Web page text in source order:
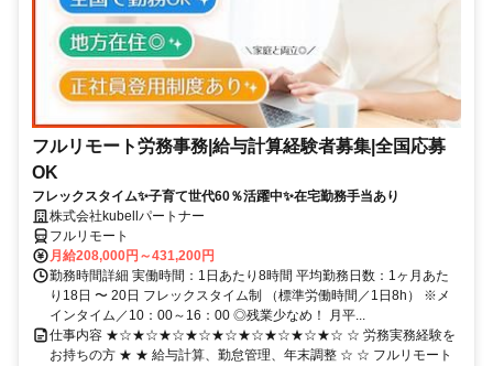
フルリモート労務事務|給与計算経験者募集|全国応募
OK
フレックスタイム✨子育て世代60％活躍中✨在宅勤務手当あり
株式会社kubellパートナー
フルリモート
月給208,000円～431,200円
勤務時間詳細 実働時間：1日あたり8時間 平均勤務日数：1ヶ月あた
り18日 〜 20日 フレックスタイム制 （標準労働時間／1日8h） ※メ
インタイム／10：00～16：00 ◎残業少なめ！ 月平...
仕事内容 ★☆★☆★☆★☆★☆★☆★☆★☆★☆ ☆ 労務実務経験を
お持ちの方 ★ ★ 給与計算、勤怠管理、年末調整 ☆ ☆ フルリモート